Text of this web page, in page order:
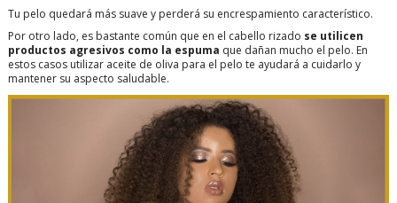
Tu pelo quedará más suave y perderá su encrespamiento característico.
Por otro lado, es bastante común que en el cabello rizado se utilicen
productos agresivos como la espuma que dañan mucho el pelo. En
estos casos utilizar aceite de oliva para el pelo te ayudará a cuidarlo y
mantener su aspecto saludable.